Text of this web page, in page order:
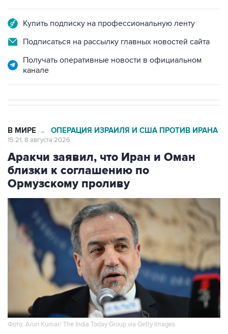
Купить подписку на профессиональную ленту
Подписаться на рассылку главных новостей сайта
Получать оперативные новости в официальном
канале
В МИРЕ → ОПЕРАЦИЯ ИЗРАИЛЯ И США ПРОТИВ ИРАНА
15:21, 8 августа 2026
Аракчи заявил, что Иран и Оман
близки к соглашению по
Ормузскому проливу
Фото: Arun Kumar/ The India Today Group via Getty Images